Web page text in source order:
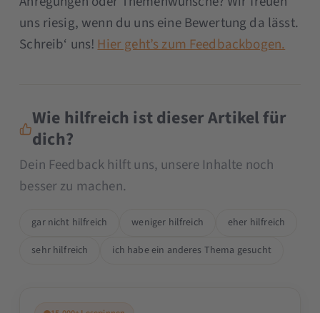
uns riesig, wenn du uns eine Bewertung da lässt.
Schreib‘ uns!Hier geht’s zum Feedbackbogen.
Wie hilfreich ist dieser Artikel für
dich?
Dein Feedback hilft uns, unsere Inhalte noch
besser zu machen.
gar nicht hilfreich weniger hilfreich
eher hilfreich
sehr hilfreich
ich habe ein anderes Thema gesucht